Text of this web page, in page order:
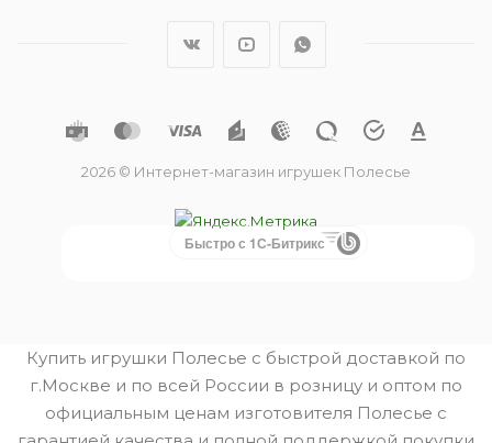
2026 © Интернет-магазин игрушек Полесье
Быстро с 1С-Битрикс
Купить игрушки Полесье с быстрой доставкой по
г.Москве и по всей России в розницу и оптом по
официальным ценам изготовителя Полесье с